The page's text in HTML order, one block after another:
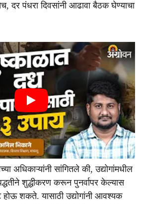
दर पंधरा दिवसांनी आढावा बैठक घेण्याचा
अधिकाऱ्यांनी सांगितले की, उद्योगांमधील
शुद्धीकरण करून पुनर्वापर केल्यास
होऊ शकते. यासाठी उद्योगांनी आवश्यक